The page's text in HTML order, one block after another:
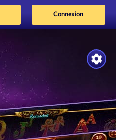
Connexion